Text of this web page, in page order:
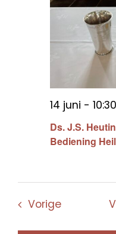
Ds. J.S.
Bediening
14 juni - 10:30
Vorige